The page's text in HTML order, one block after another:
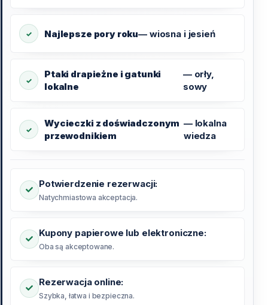
Najlepsze pory roku— wiosna i jesień
Ptaki drapieżne i gatunki
lokalne
— orły,
sowy
Wycieczki z doświadczonym
przewodnikiem
— lokalna
wiedza
Potwierdzenie rezerwacji:
Natychmiastowa akceptacja.
Kupony papierowe lub elektroniczne:
Oba są akceptowane.
Rezerwacja online:
Szybka, łatwa i bezpieczna.